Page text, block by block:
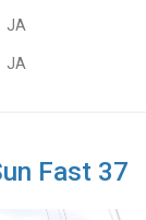
JA
JA
Fast 37